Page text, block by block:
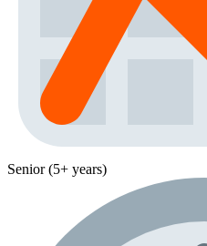
Senior (5+ years)